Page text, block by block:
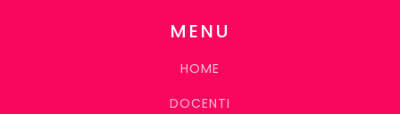
MENU
HOME
DOCENTI